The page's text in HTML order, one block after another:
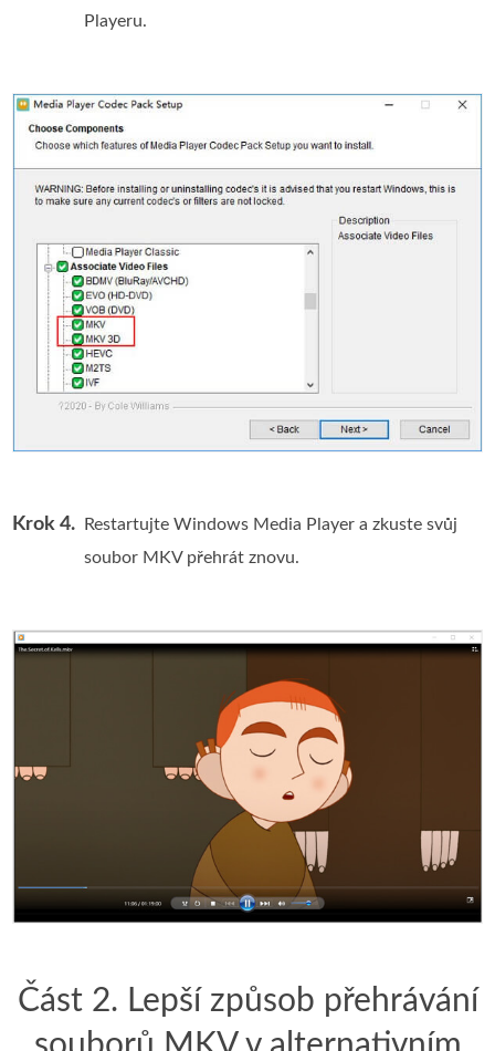
Playeru.
Krok 4.
Restartujte Windows Media Player a zkuste svůj
soubor MKV přehrát znovu.
Část 2. Lepší způsob přehrávání